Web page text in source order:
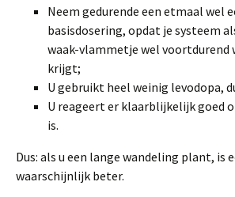
Neem gedurende een etmaal wel
basisdosering, opdat je systeem
waak-vlammetje wel voortdurend
krijgt;
U gebruikt heel weinig levodopa,
U reageert er klaarblijkelijk goed
is.
Dus: als u een lange wandeling plant, is
waarschijnlijk beter.